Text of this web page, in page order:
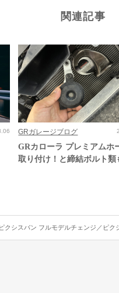
関連記事
GRガレージブログ
GRカローラ プレミアムホ
取り付け！と締結ボルト類
ピクシスバン フルモデルチェンジ／ピク